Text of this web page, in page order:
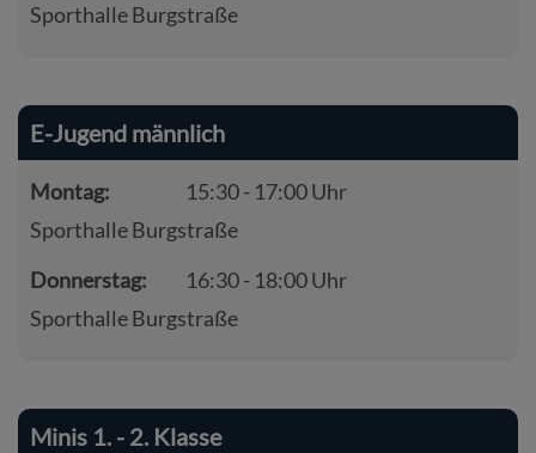
Sporthalle Burgstraße
E-Jugend männlich
Montag:
15:30 - 17:00 Uhr
Sporthalle Burgstraße
Donnerstag:
16:30 - 18:00 Uhr
Sporthalle Burgstraße
Minis 1. - 2. Klasse